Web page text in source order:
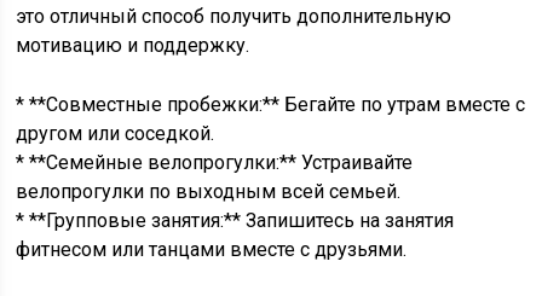
это отличный способ получить дополнительную
мотивацию и поддержку.
* **Совместные пробежки:** Бегайте по утрам вместе с
другом или соседкой.
* **Семейные велопрогулки:** Устраивайте
велопрогулки по выходным всей семьей.
* **Групповые занятия:** Запишитесь на занятия
фитнесом или танцами вместе с друзьями.